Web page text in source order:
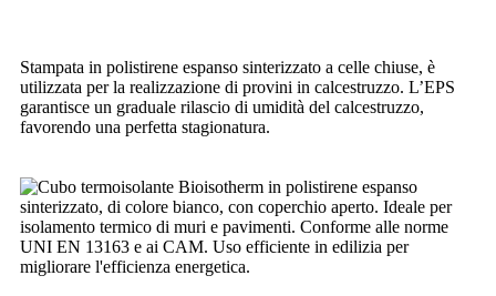
Stampata in polistirene espanso sinterizzato a celle chiuse, è
utilizzata per la realizzazione di provini in calcestruzzo. L’EPS
garantisce un graduale rilascio di umidità del calcestruzzo,
favorendo una perfetta stagionatura.